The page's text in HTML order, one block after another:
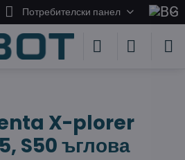
Потребителски панел
X-plorer
S50 ъглова